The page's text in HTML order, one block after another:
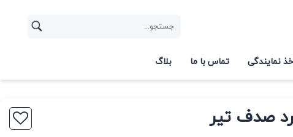
نمایندگی تماس با ما بلاگ
صدف تیر